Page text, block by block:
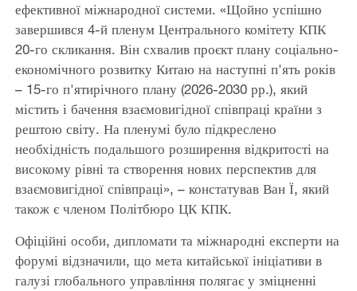
ефективної міжнародної системи. «Щойно успішно
завершився 4-й пленум Центрального комітету КПК
20-го скликання. Він схвалив проєкт плану соціально-
економічного розвитку Китаю на наступні п'ять років
– 15-го п'ятирічного плану (2026-2030 рр.), який
містить і бачення взаємовигідної співпраці країни з
рештою світу. На пленумі було підкреслено
необхідність подальшого розширення відкритості на
високому рівні та створення нових перспектив для
взаємовигідної співпраці», – констатував Ван Ї, який
також є членом Політбюро ЦК КПК.
Офіційні особи, дипломати та міжнародні експерти на
форумі відзначили, що мета китайської ініціативи в
галузі глобального управління полягає у зміцненні